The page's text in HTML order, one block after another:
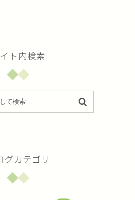
ト内検索
グカテゴリ